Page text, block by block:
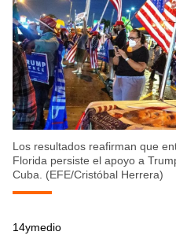
Los resultados reafirman que
Florida persiste el apoyo a
Cuba. (EFE/Cristóbal Herrera)
14ymedio